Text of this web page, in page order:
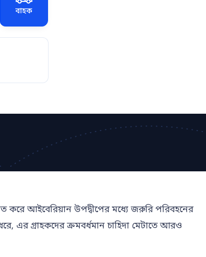
বাহক
করে আইবেরিয়ান উপদ্বীপের মধ্যে জরুরি পরিবহনের
এর গ্রাহকদের ক্রমবর্ধমান চাহিদা মেটাতে আরও